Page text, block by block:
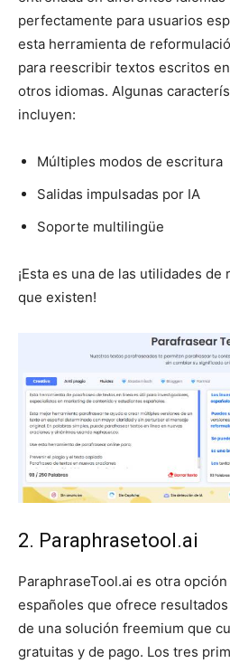
perfectamente para usuarios
esta herramienta de
para reescribir textos escritos
otros idiomas. Algunas
incluyen:
Múltiples modos de escritura
Salidas impulsadas por IA
Soporte multilingüe
¡Esta es una de las utilidades
que existen!
2. Paraphrasetool.ai
ParaphraseTool.ai es otra
españoles que ofrece
de una solución freemium que
gratuitas y de pago. Los tres